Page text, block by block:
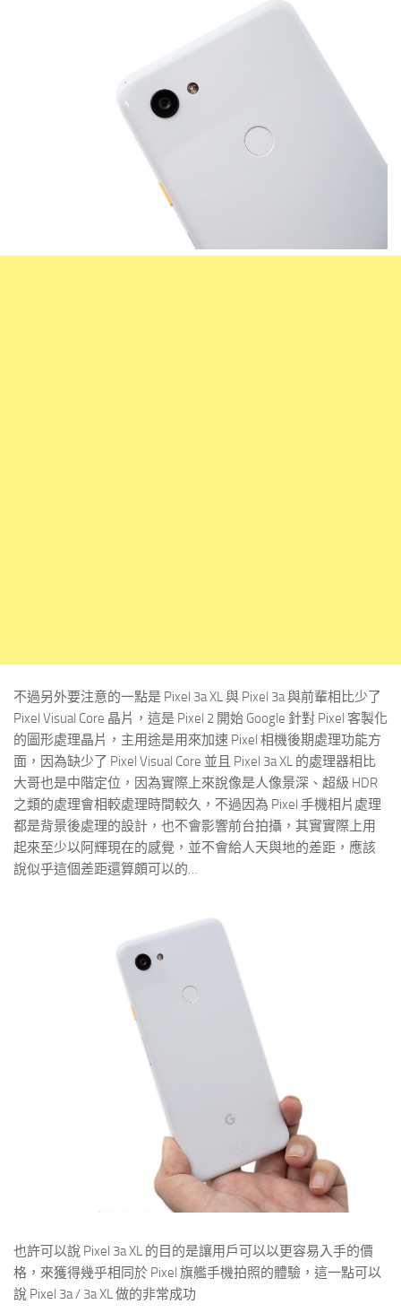
不過另外要注意的一點是 Pixel 3a XL 與 Pixel 3a 與前輩相比少了
Pixel Visual Core 晶片，這是 Pixel 2 開始 Google 針對 Pixel 客製化
的圖形處理晶片，主用途是用來加速 Pixel 相機後期處理功能方
面，因為缺少了 Pixel Visual Core 並且 Pixel 3a XL 的處理器相比
大哥也是中階定位，因為實際上來說像是人像景深、超級 HDR
之類的處理會相較處理時間較久，不過因為 Pixel 手機相片處理
都是背景後處理的設計，也不會影響前台拍攝，其實實際上用
起來至少以阿輝現在的感覺，並不會給人天與地的差距，應該
說似乎這個差距還算頗可以的…
也許可以說 Pixel 3a XL 的目的是讓用戶可以以更容易入手的價
格，來獲得幾乎相同於 Pixel 旗艦手機拍照的體驗，這一點可以
說 Pixel 3a / 3a XL 做的非常成功